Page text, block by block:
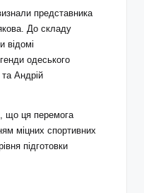
представника
До складу
відомі
одеського
Андрій
що ця перемога
міцних спортивних
підготовки